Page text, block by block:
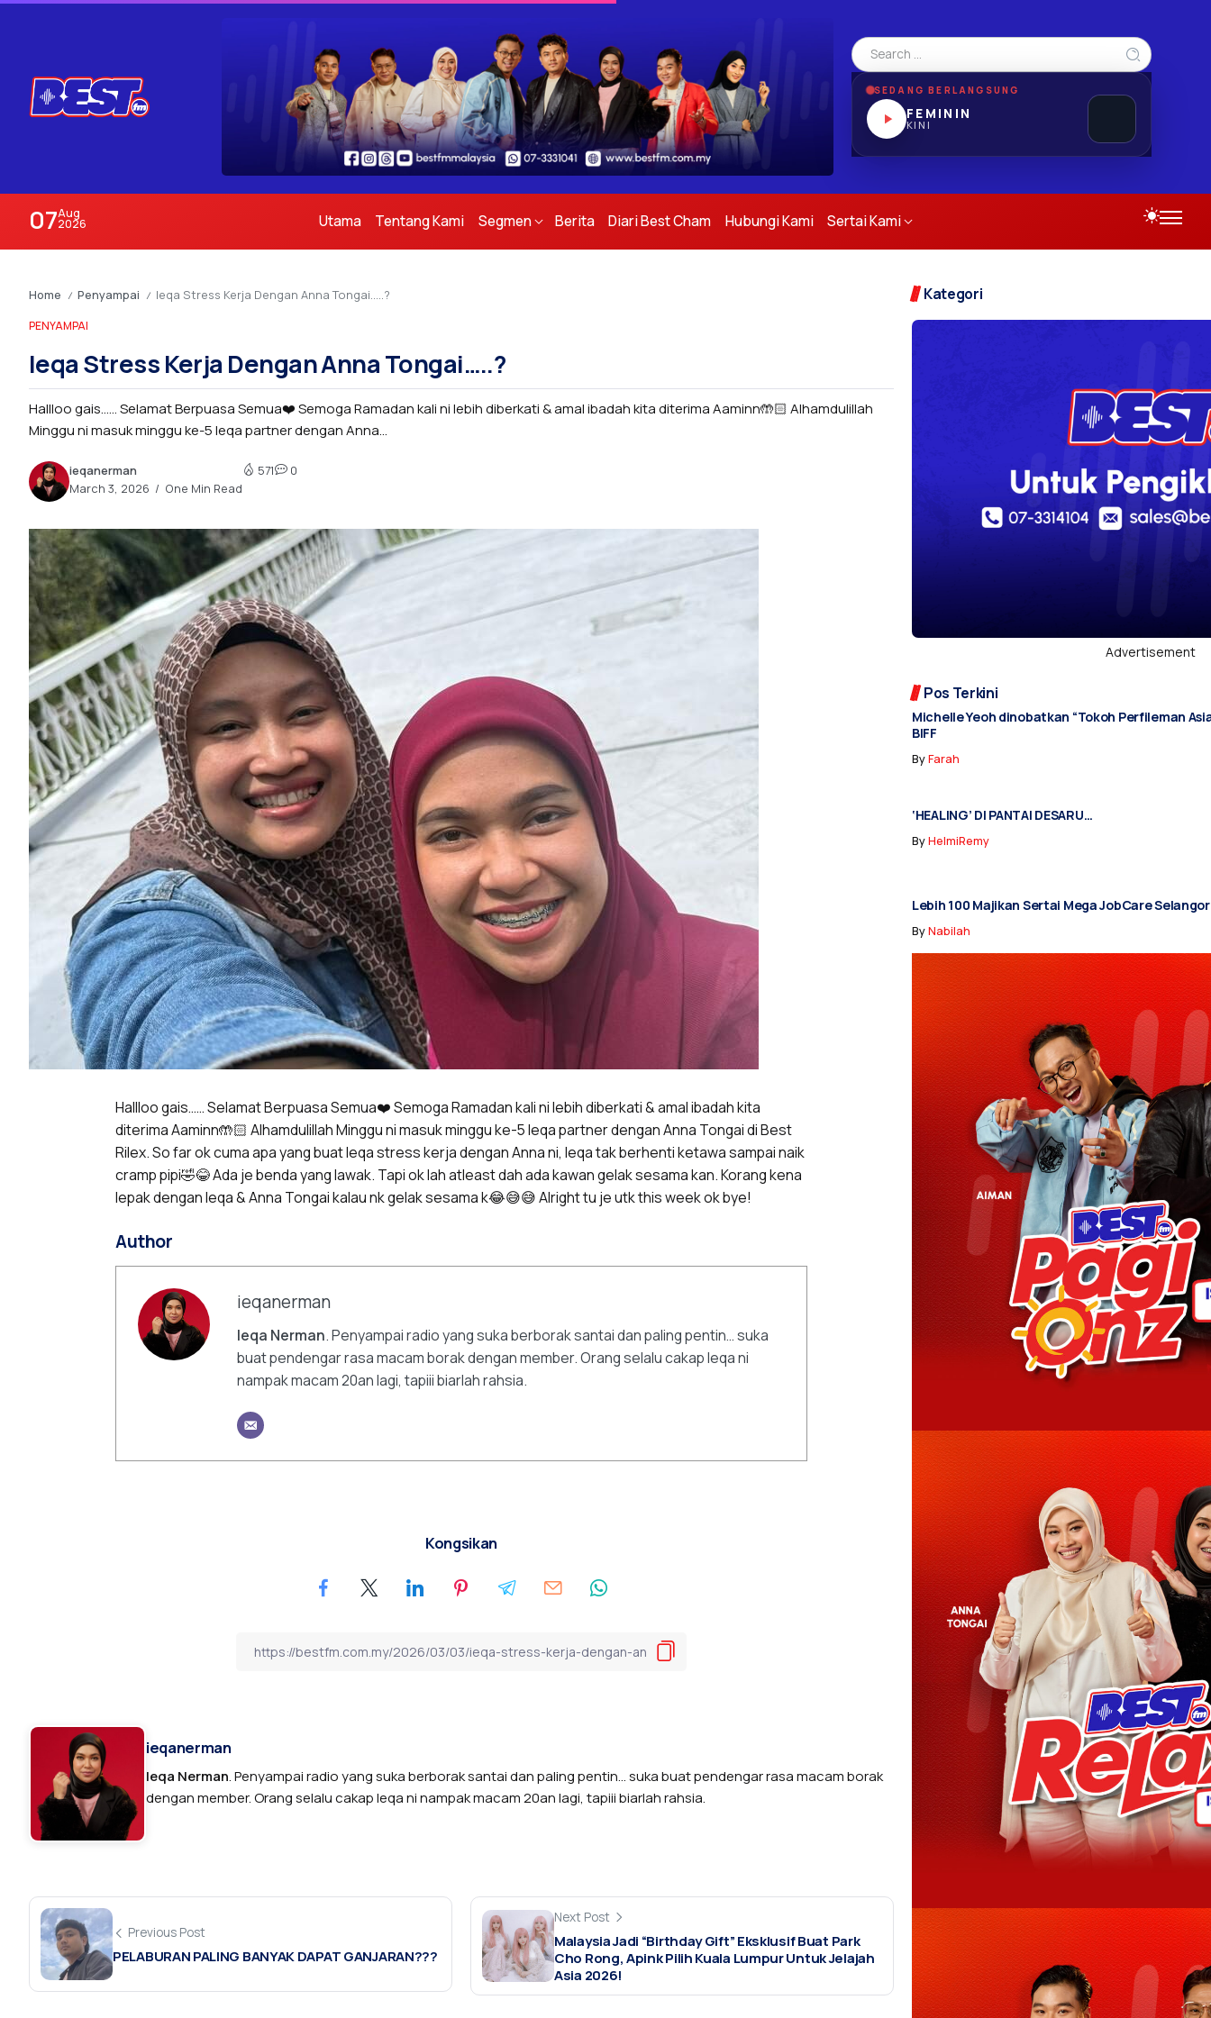
SEDANG BERLANGSUNG
FEMININ
KINI
07Aug
2026 Utama Tentang Kami Segmen Berita Diari Best Cham Hubungi Kami Sertai Kami
10.1k
78.4k
184k
8.22k
Home / Penyampai / Ieqa Stress Kerja Dengan Anna Tongai…..?
PENYAMPAI
Ieqa Stress Kerja Dengan Anna Tongai…..?
Hallloo gais…… Selamat Berpuasa Semua❤️ Semoga Ramadan kali ni lebih diberkati & amal ibadah kita diterima Aaminn🤲🏻 Alhamdulillah
Minggu ni masuk minggu ke-5 Ieqa partner dengan Anna...
ieqanerman
March 3, 2026
One Min Read
571 0
Hallloo gais…… Selamat Berpuasa Semua❤️ Semoga Ramadan kali ni lebih diberkati & amal ibadah kita
diterima Aaminn🤲🏻 Alhamdulillah Minggu ni masuk minggu ke-5 Ieqa partner dengan Anna Tongai di Best
Rilex. So far ok cuma apa yang buat Ieqa stress kerja dengan Anna ni, Ieqa tak berhenti ketawa sampai naik
cramp pipi🤣😂 Ada je benda yang lawak. Tapi ok lah atleast dah ada kawan gelak sesama kan. Korang kena
lepak dengan Ieqa & Anna Tongai kalau nk gelak sesama k😂😅😅 Alright tu je utk this week ok bye!
Author
ieqanerman
Ieqa Nerman. Penyampai radio yang suka berborak santai dan paling pentin… suka
buat pendengar rasa macam borak dengan member. Orang selalu cakap Ieqa ni
nampak macam 20an lagi, tapiii biarlah rahsia.
Kongsikan
ieqanerman
Ieqa Nerman. Penyampai radio yang suka berborak santai dan paling pentin… suka buat pendengar rasa macam borak
dengan member. Orang selalu cakap Ieqa ni nampak macam 20an lagi, tapiii biarlah rahsia.
Previous Post
PELABURAN PALING BANYAK DAPAT GANJARAN???
Next Post
Malaysia Jadi “Birthday Gift” Eksklusif Buat Park
Cho Rong, Apink Pilih Kuala Lumpur Untuk Jelajah
Asia 2026!
Kategori
Advertisement
Pos Terkini
Michelle Yeoh dinobatkan “Tokoh Perfileman
BIFF
ByFarah
‘HEALING’ DI PANTAI DESARU…
ByHelmiRemy
Lebih 100 Majikan Sertai Mega JobCare
ByNabilah